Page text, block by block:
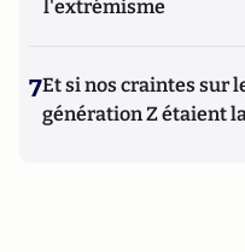
l'extrémisme
7Et si nos craintes sur
génération Z étaient